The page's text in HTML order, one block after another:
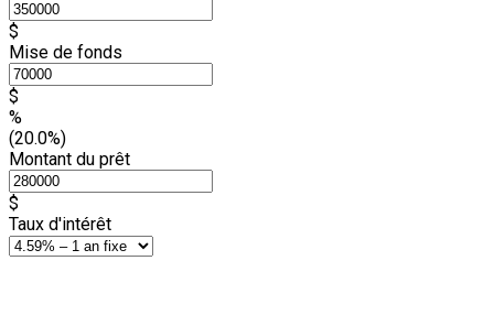
$
Mise de fonds
$
%
(20.0%)
Montant du prêt
$
Taux d'intérêt